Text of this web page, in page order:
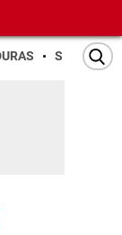
SAN PEDRO